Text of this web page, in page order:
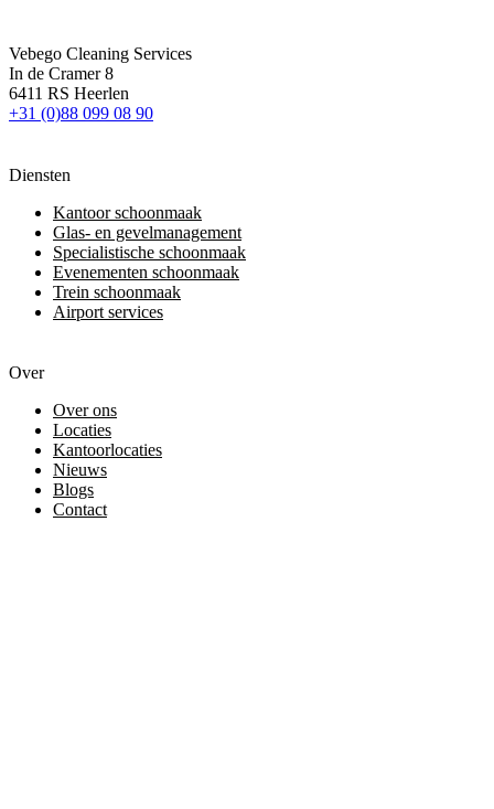
Vebego Cleaning Services
In de Cramer 8
6411 RS Heerlen
+31 (0)88 099 08 90
Diensten
Kantoor schoonmaak
Glas- en gevelmanagement
Specialistische schoonmaak
Evenementen schoonmaak
Trein schoonmaak
Airport services
Over
Over ons
Locaties
Kantoorlocaties
Nieuws
Blogs
Contact